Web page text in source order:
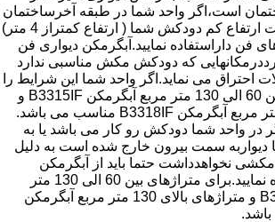
است،اگر واحد شما در طبقه آخرساختمان
واقع شده است به علت ارتفاع کم دودکش شما ( ارتفاع کمتراز 4 متر)
فن داراستفاده نمایید.آبگرمکن دیواری فن
که دودکش مکش مناسبی ندارد
می نماید.اگر واحد شما این شرایط را
دارد برای متراژهای بین 60 الی 130 متر مربع آبگرمکن B3315IF و
در واحد شما دودکش رو کار می باشد یا به
یا دیواربه سمت بیرون خارج شده است به دلیل
نخواهدداشت حتما باید از آبگرمکن
دیواری فن دار استفاده نمایید.برای متراژهای بین 60 الی 130 متر
مربع آبگرمکن B3315IF و متراژهای بالای 130 متر مربع آبگرمکن